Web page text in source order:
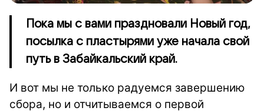
Пока мы с вами праздновали Новый год,
посылка с пластырями уже начала свой
путь в Забайкальский край.
И вот мы не только радуемся завершению
сбора, но и отчитываемся о первой